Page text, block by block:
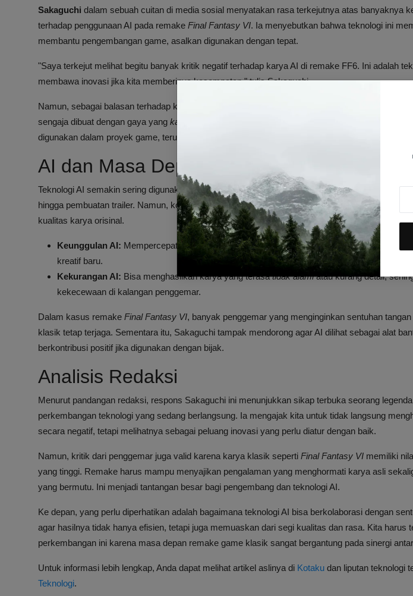
Sakaguchi dalam sebuah cuitan di media sosial menyatakan rasa terkejutnya atas banyaknya
terhadap penggunaan AI pada remake Final Fantasy VI. Ia menyebutkan bahwa teknologi ini
membantu pengembangan game, asalkan digunakan dengan tepat.
"Saya terkejut melihat begitu banyak kritik negatif terhadap karya AI di remake FF6. Ini adalah
membawa inovasi jika kita memberinya kesempatan," tulis Sakaguchi.
Namun, sebagai balasan terhadap kritik tersebut, Sakaguchi mengunggah karya AI buatannya
sengaja dibuat dengan gaya yang kasar
digunakan dalam proyek game, terutama dalam menghormati karya asli yang legendaris.
AI dan Masa Depan Remake Game Klasik
Teknologi AI semakin sering digunakan dalam berbagai aspek pembuatan game, mulai dari
hingga pembuatan trailer. Namun, kontroversi muncul ketika hasil karya AI dianggap kurang
kualitas karya orisinal.
Keunggulan AI: Mempercepat proses pembuatan konten, mengurangi biaya produksi, dan
kreatif baru.
Kekurangan AI: Bisa menghasilkan karya yang terasatidak alamiatau kurang detail,
kekecewaan di kalangan penggemar.
Dalam kasus remake Final Fantasy VI, banyak penggemar yang menginginkan sentuhan
klasik tetap terjaga. Sementara itu, Sakaguchi tampak mendorong agar AI dilihat sebagai alat
berkontribusi positif jika digunakan dengan bijak.
Analisis Redaksi
Menurut pandangan redaksi, respons Sakaguchi ini menunjukkan sikap terbuka seorang
perkembangan teknologi yang sedang berlangsung. Ia mengajak kita untuk tidak langsung
secara negatif, tetapi melihatnya sebagai peluang inovasi yang perlu diatur dengan baik.
Namun, kritik dari penggemar juga valid karena karya klasik seperti Final Fantasy VI memiliki
yang tinggi. Remake harus mampu menyajikan pengalaman yang menghormati karya asli
yang bermutu. Ini menjadi tantangan besar bagi pengembang dan teknologi AI.
Ke depan, yang perlu diperhatikan adalah bagaimana teknologi AI bisa berkolaborasi dengan
agar hasilnya tidak hanya efisien, tetapi juga memuaskan dari segi kualitas dan rasa. Kita harus
perkembangan ini karena masa depan remake game klasik sangat bergantung pada sinergi
Untuk informasi lebih lengkap, Anda dapat melihat artikel aslinya di Kotaku dan liputan teknologi
Teknologi.